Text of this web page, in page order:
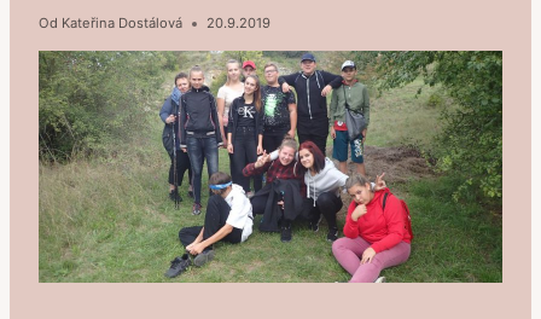
Od Kateřina Dostálová 20.9.2019